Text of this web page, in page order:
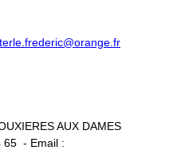
AUX DAMES
65 - Email :